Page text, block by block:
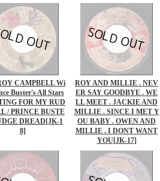
CAMPBELL Wi
Buster's All Stars
FOR MY RUD
/ PRINCE BUSTE
DREAD [JK-1
8]
ROY AND MILLIE . NEV
ER SAY GOODBYE . WE
LL MEET . JACKIE AND
MILLIE . SINCE I MET Y
OU BABY . OWEN AND
MILLIE . I DONT WANT
YOU[JK-17]